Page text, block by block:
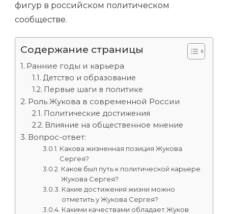
фигур в российском политическом
сообществе.
Содержание страницы
Ранние годы и карьера
Детство и образование
Первые шаги в политике
Роль Жукова в современной России
Политические достижения
Влияние на общественное мнение
Вопрос-ответ:
Какова жизненная позиция Жукова
Сергея?
Каков был путь к политической карьере
Жукова Сергея?
Какие достижения жизни можно
отметить у Жукова Сергея?
Какими качествами обладает Жуков